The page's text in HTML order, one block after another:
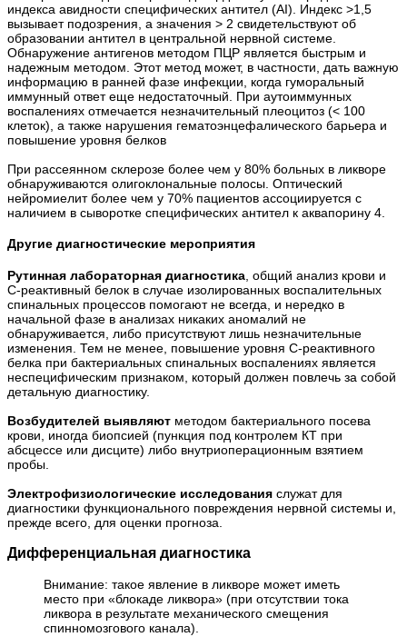
индекса авидности специфических антител (AI). Индекс >1,5
вызывает подозрения, а значения > 2 свидетельствуют об
образовании антител в центральной нервной системе.
Обнаружение антигенов методом ПЦР является быстрым и
надежным методом. Этот метод может, в частности, дать важную
информацию в ранней фазе инфекции, когда гуморальный
иммунный ответ еще недостаточный. При аутоиммунных
воспалениях отмечается незначительный плеоцитоз (< 100
клеток), а также нарушения гематоэнцефалического барьера и
повышение уровня белков
При рассеянном склерозе более чем у 80% больных в ликворе
обнаруживаются олигоклональные полосы. Оптический
нейромиелит более чем у 70% пациентов ассоциируется с
наличием в сыворотке специфических антител к аквапорину 4.
Другие диагностические мероприятия
Рутинная лабораторная диагностика , общий анализ крови и
С-реактивный белок в случае изолированных воспалительных
спинальных процессов помогают не всегда, и нередко в
начальной фазе в анализах никаких аномалий не
обнаруживается, либо присутствуют лишь незначительные
изменения. Тем не менее, повышение уровня С-реактивного
белка при бактериальных спинальных воспалениях является
неспецифическим признаком, который должен повлечь за собой
детальную диагностику.
Возбудителей выявляют методом бактериального посева
крови, иногда биопсией (пункция под контролем КТ при
абсцессе или дисците) либо внутриоперационным взятием
пробы.
Электрофизиологические исследования служат для
диагностики функционального повреждения нервной системы и,
прежде всего, для оценки прогноза.
Дифференциальная диагностика
Внимание: такое явление в ликворе может иметь
место при «блокаде ликвора» (при отсутствии тока
ликвора в результате механического смещения
спинномозгового канала).